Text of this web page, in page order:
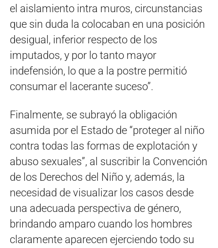
el aislamiento intra muros, circunstancias
que sin duda la colocaban en una posición
desigual, inferior respecto de los
imputados, y por lo tanto mayor
indefensión, lo que a la postre permitió
consumar el lacerante suceso”.
Finalmente, se subrayó la obligación
asumida por el Estado de “proteger al niño
contra todas las formas de explotación y
abuso sexuales”, al suscribir la Convención
de los Derechos del Niño y, además, la
necesidad de visualizar los casos desde
una adecuada perspectiva de género,
brindando amparo cuando los hombres
claramente aparecen ejerciendo todo su